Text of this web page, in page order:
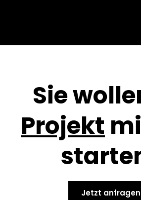
Sie
Projekt
Jetzt anfragen